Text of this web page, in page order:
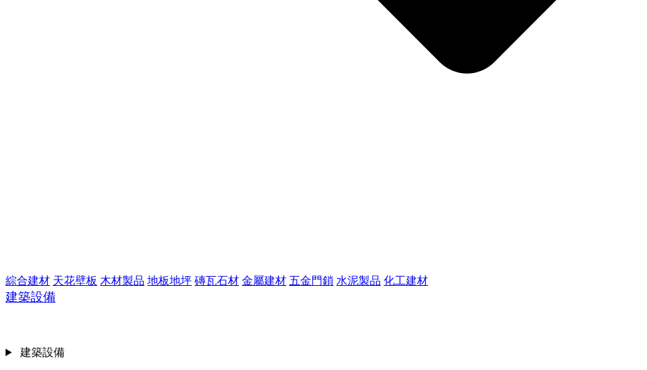
綜合建材 天花壁板 木材製品 地板地坪 磚瓦石材 金屬建材 五金門鎖 水泥製品 化工建材
建築設備
建築設備